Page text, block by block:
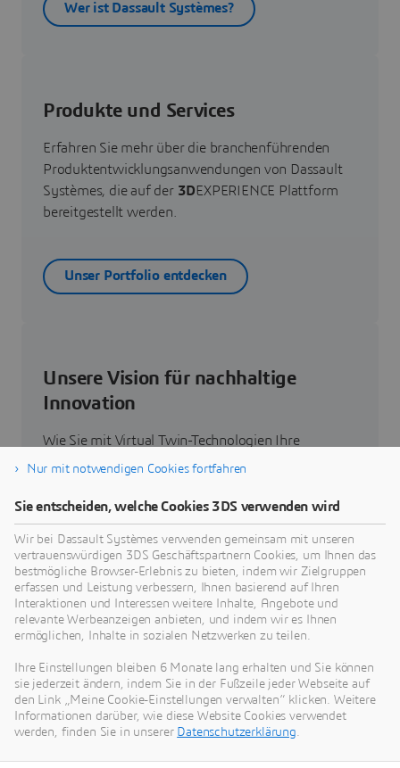
Wer ist Dassault Systèmes?
Produkte und Services
Erfahren Sie mehr über die branchenführenden
Produktentwicklungsanwendungen von Dassault
Systèmes, die auf der 3DEXPERIENCE Plattform
bereitgestellt werden.
Unser Portfolio entdecken
Unsere Vision für nachhaltige
Innovation
Wie Sie mit Virtual Twin-Technologien Ihre
Produkte, Prozesse und sogar Geschäftsmodelle
Innovationen zu entwickeln.
Zum Thema Nachhaltigkeit
Unsere aktuellen Neuigkeiten
Hier finden Sie alle Pressemitteilungen und
Medienberichte von Dassault Systèmes.
Nur mit notwendigen Cookies fortfahren
Sie entscheiden, welche Cookies 3DS verwenden wird
Wir bei Dassault Systèmes verwenden gemeinsam mit unseren
vertrauenswürdigen 3DS Geschäftspartnern Cookies, um Ihnen das
bestmögliche Browser-Erlebnis zu bieten, indem wir Zielgruppen
erfassen und Leistung verbessern, Ihnen basierend auf Ihren
Interaktionen und Interessen weitere Inhalte, Angebote und
relevante Werbeanzeigen anbieten, und indem wir es Ihnen
ermöglichen, Inhalte in sozialen Netzwerken zu teilen.
Ihre Einstellungen bleiben 6 Monate lang erhalten und Sie können
sie jederzeit ändern, indem Sie in der Fußzeile jeder Webseite auf
den Link „Meine Cookie-Einstellungen verwalten“ klicken. Weitere
Informationen darüber, wie diese Website Cookies verwendet
werden, finden Sie in unserer Datenschutzerklärung.